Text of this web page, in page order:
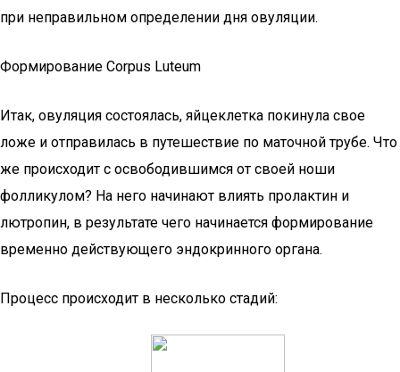
при неправильном определении дня овуляции.
Формирование Corpus Luteum
Итак, овуляция состоялась, яйцеклетка покинула свое
ложе и отправилась в путешествие по маточной трубе. Что
же происходит с освободившимся от своей ноши
фолликулом? На него начинают влиять пролактин и
лютропин, в результате чего начинается формирование
временно действующего эндокринного органа.
Процесс происходит в несколько стадий: